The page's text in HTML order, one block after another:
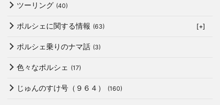
ツーリング (40)
ポルシェに関する情報 (63) [+]
ポルシェ乗りのナマ話 (3)
色々なポルシェ (17)
じゅんのすけ号（９６４） (160)